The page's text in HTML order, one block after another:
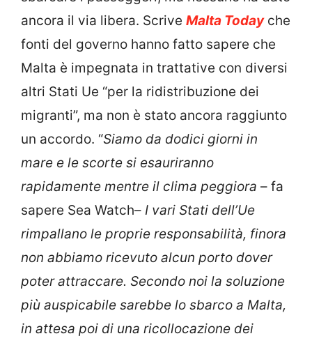
ancora il via libera. Scrive Malta Todayche
fonti del governo hanno fatto sapere che
Malta è impegnata in trattative con diversi
altri Stati Ue “per la ridistribuzione dei
migranti”, ma non è stato ancora raggiunto
un accordo. “Siamo da dodici giorni in
mare e le scorte si esauriranno
rapidamente mentre il clima peggiora – fa
sapere Sea Watch– I vari Stati dell’Ue
rimpallano le proprie responsabilità, finora
non abbiamo ricevuto alcun porto dover
poter attraccare. Secondo noi la soluzione
più auspicabile sarebbe lo sbarco a Malta,
in attesa poi di una ricollocazione dei